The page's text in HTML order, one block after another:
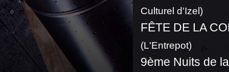
Culturel d'Izel)
FÊTE DE LA
(L'Entrepot)
9ème Nuits de